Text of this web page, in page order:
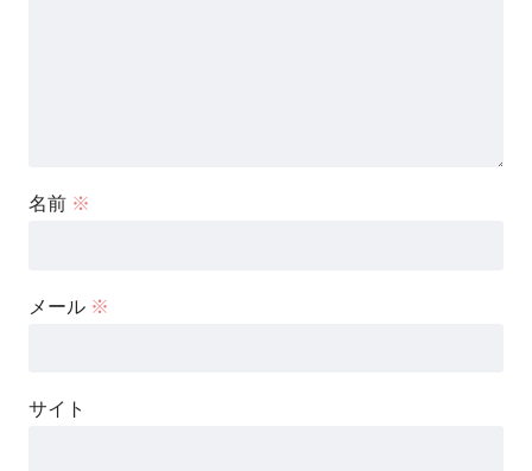
名前 ※
メール ※
サイト